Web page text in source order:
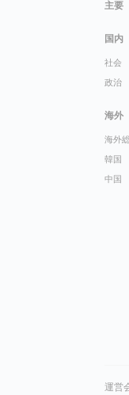
主要
国内
社会
政治
海外
海外
韓国
中国
運営